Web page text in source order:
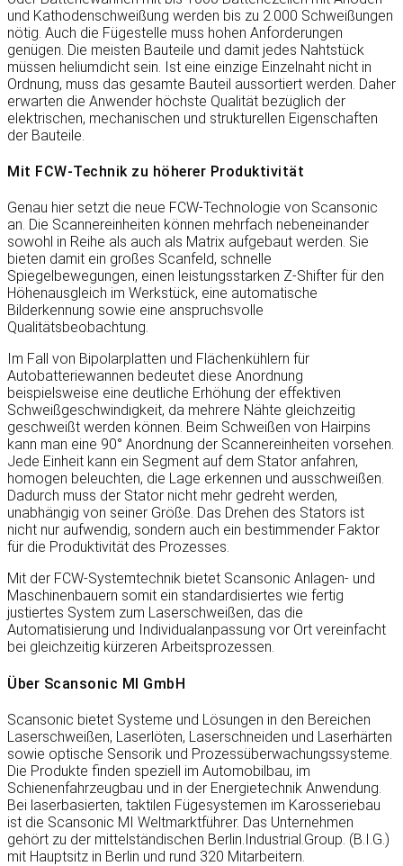
und Kathodenschweißung werden bis zu 2.000 Schweißungen
nötig. Auch die Fügestelle muss hohen Anforderungen
genügen. Die meisten Bauteile und damit jedes Nahtstück
müssen heliumdicht sein. Ist eine einzige Einzelnaht nicht in
Ordnung, muss das gesamte Bauteil aussortiert werden. Daher
erwarten die Anwender höchste Qualität bezüglich der
elektrischen, mechanischen und strukturellen Eigenschaften
der Bauteile.
Mit FCW-Technik zu höherer Produktivität
Genau hier setzt die neue FCW-Technologie von Scansonic
an. Die Scannereinheiten können mehrfach nebeneinander
sowohl in Reihe als auch als Matrix aufgebaut werden. Sie
bieten damit ein großes Scanfeld, schnelle
Spiegelbewegungen, einen leistungsstarken Z-Shifter für den
Höhenausgleich im Werkstück, eine automatische
Bilderkennung sowie eine anspruchsvolle
Qualitätsbeobachtung.
Im Fall von Bipolarplatten und Flächenkühlern für
Autobatteriewannen bedeutet diese Anordnung
beispielsweise eine deutliche Erhöhung der effektiven
Schweißgeschwindigkeit, da mehrere Nähte gleichzeitig
geschweißt werden können. Beim Schweißen von Hairpins
kann man eine 90° Anordnung der Scannereinheiten vorsehen.
Jede Einheit kann ein Segment auf dem Stator anfahren,
homogen beleuchten, die Lage erkennen und ausschweißen.
Dadurch muss der Stator nicht mehr gedreht werden,
unabhängig von seiner Größe. Das Drehen des Stators ist
nicht nur aufwendig, sondern auch ein bestimmender Faktor
für die Produktivität des Prozesses.
Mit der FCW-Systemtechnik bietet Scansonic Anlagen- und
Maschinenbauern somit ein standardisiertes wie fertig
justiertes System zum Laserschweißen, das die
Automatisierung und Individualanpassung vor Ort vereinfacht
bei gleichzeitig kürzeren Arbeitsprozessen.
Über Scansonic MI GmbH
Scansonic bietet Systeme und Lösungen in den Bereichen
Laserschweißen, Laserlöten, Laserschneiden und Laserhärten
sowie optische Sensorik und Prozessüberwachungssysteme.
Die Produkte finden speziell im Automobilbau, im
Schienenfahrzeugbau und in der Energietechnik Anwendung.
Bei laserbasierten, taktilen Fügesystemen im Karosseriebau
ist die Scansonic MI Weltmarktführer. Das Unternehmen
gehört zu der mittelständischen Berlin.Industrial.Group. (B.I.G.)
mit Hauptsitz in Berlin und rund 320 Mitarbeitern.